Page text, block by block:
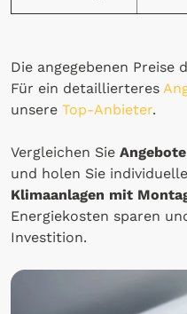
Die angegebenen Preise
Für ein detaillierteres
unsere Top-Anbieter.
Vergleichen Sie Angebote
und holen Sie
Klimaanlagen mit
Energiekosten sparen
Investition.